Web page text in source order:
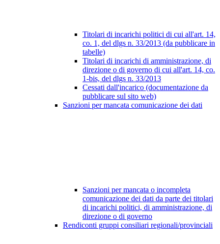
Titolari di incarichi politici di cui all'art. 14,
co. 1, del dlgs n. 33/2013 (da pubblicare in
tabelle)
Titolari di incarichi di amministrazione, di
direzione o di governo di cui all'art. 14, co.
1-bis, del dlgs n. 33/2013
Cessati dall'incarico (documentazione da
pubblicare sul sito web)
Sanzioni per mancata comunicazione dei dati
Sanzioni per mancata o incompleta
comunicazione dei dati da parte dei titolari
di incarichi politici, di amministrazione, di
direzione o di governo
Rendiconti gruppi consiliari regionali/provinciali